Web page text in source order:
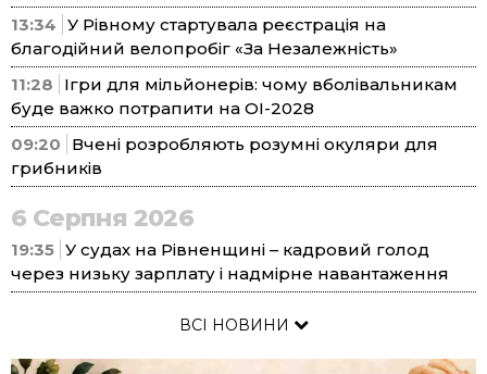
13:34 У Рівному стартувала реєстрація на
благодійний велопробіг «За Незалежність»
11:28
Ігри для мільйонерів: чому вболівальникам
буде важко потрапити на ОІ-2028
09:20
Вчені розробляють розумні окуляри для
грибників
6 Серпня 2026
19:35 У судах на Рівненщині – кадровий голод
через низьку зарплату і надмірне навантаження
ВСІ НОВИНИ